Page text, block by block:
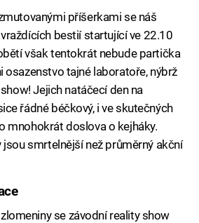
příšerkami se náš
bestií startující ve 22.10
však tentokrát nebude partička
osazenstvo tajné laboratoře, nýbrž
Jejich natáčecí den na
řádné béčkový, i ve skutečných
mnohokrát doslova o kejháky.
smrtelnější než průměrný akční
se závodní reality show